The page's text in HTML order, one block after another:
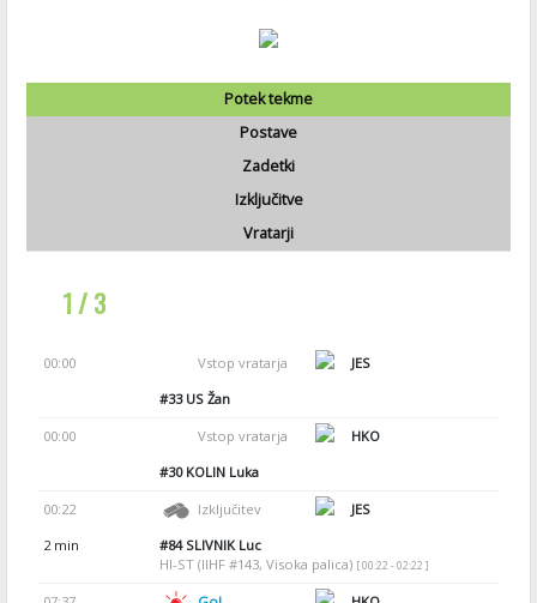
Potek tekme
Postave
Zadetki
Izključitve
Vratarji
1 / 3
00:00 Vstop vratarja
JES
#33US Žan
00:00 Vstop vratarja
HKO
#30KOLIN Luka
00:22 Izključitev
JES
2 min
#84SLIVNIK Luc
HI-ST (IIHF #143, Visoka palica) [ 00:22 - 02:22 ]